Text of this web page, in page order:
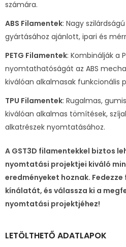
számára.
ABS Filamentek: Nagy
gyártásához ajánlott, ipari és
PETG Filamentek: Kombinálják a
nyomtathatóságát az ABS
kiválóan alkalmasak funkcionális
TPU Filamentek: Rugalmas,
kiválóan alkalmas tömítések,
alkatrészek nyomtatásához.
A GST3D filamentekkel biztos
nyomtatási projektjei kiváló
eredményeket hoznak.
kínálatát, és válassza ki a
nyomtatási projektjéhez!
LETÖLTHETŐ ADATLAPOK